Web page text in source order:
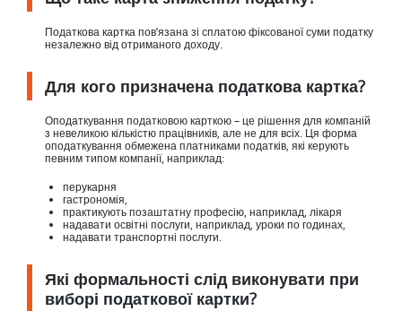
Податкова картка пов’язана зі сплатою фіксованої суми податку
незалежно від отриманого доходу.
Для кого призначена податкова картка?
Оподаткування податковою карткою – це рішення для компаній
з невеликою кількістю працівників, але не для всіх. Ця форма
оподаткування обмежена платниками податків, які керують
певним типом компанії, наприклад:
перукарня
гастрономія,
практикують позаштатну професію, наприклад, лікаря
надавати освітні послуги, наприклад, уроки по годинах,
надавати транспортні послуги.
Які формальності слід виконувати при
виборі податкової картки?